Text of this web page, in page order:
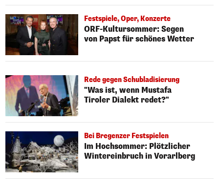
Festspiele, Oper, Konzerte
ORF-Kultursommer: Segen
von Papst für schönes Wetter
Rede gegen Schubladisierung
"Was ist, wenn Mustafa
Tiroler Dialekt redet?"
Bei Bregenzer Festspielen
Im Hochsommer: Plötzlicher
Wintereinbruch in Vorarlberg